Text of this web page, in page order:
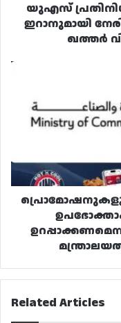
മന്ത്രാലയം
യുഎസ്
ഇറാനുമായി
ഖത്തർ
പ്രൊമോഷനുകളും
ഉപഭോക്താക്കളുടെ
അവകാശങ്ങൾ
വാണിജ്യ
വ്യവസായ
മന്ത്രാലയത്തിന്റെ
നിർദ്ദേശം
Related Articles